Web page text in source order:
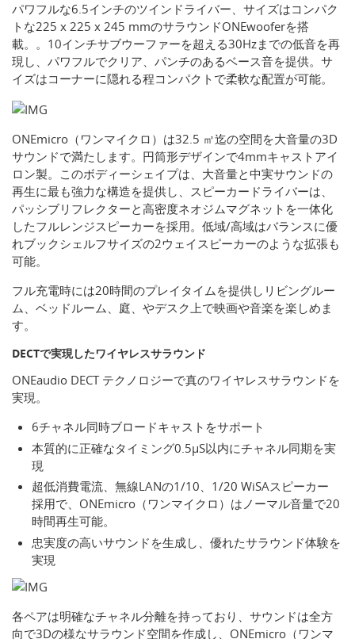
パワフルな6.5インチのツインドライバー、サイズはコンパク
トな225 x 225 x 245 mmのサラウンドONEwooferを搭
載。。10インチサブウーファーを超える30Hzまでの低音を再
現し、パワフルでクリア、パンチのあるベース音を提供。サ
イズはコーナーに隠れる程コンパクトで柔軟な配置が可能。
ONEmicro（ワンマイクロ）は32.5 ㎡迄の空間を大音量の3D
サウンドで満たします。円筒形デザインで4mmキャストアイ
ロン製。このボディーシェイプは、大音量と中実サウンドの
再生に最も強力な構造を提供し、スピーカードライバーは、
パッシブリフレクターと高密度ネオジムマグネットを一体化
したフルレンジスピーカーを採用。低域/高域はバランスに優
れブックシェルフサイズの2ウェイスピーカーのような拡張も
可能。
フル充電時には20時間のプレイタイムを提供しリビングルー
ム、ベッドルーム、庭、やデスク上で映画や音楽を楽しめま
す。
DECTで実現したワイヤレスサラウンド
ONEaudio DECT テクノロジーで真のワイヤレスサラウンドを
実現。
6チャネル同時ブロードキャストをサポート
本質的に正確なタイミング0.5μS以内にチャネル同期を実
現
超低消費電流、無線LANの1/10、1/20 WiSAスピーカー
採用で、ONEmicro（ワンマイクロ）はノーマル音量で20
時間再生可能。
忠実度の高いサウンドを生成し、優れたサラウンド体験を
実現
各ペアは明確なチャネル分離を持っており、サウンドは全方
向で3Dの様なサラウンド空間を作成し、ONEmicro（ワンマ